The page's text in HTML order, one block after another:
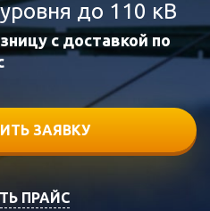
до 110 кВ
с доставкой по
ЗАЯВКУ
ПРАЙС